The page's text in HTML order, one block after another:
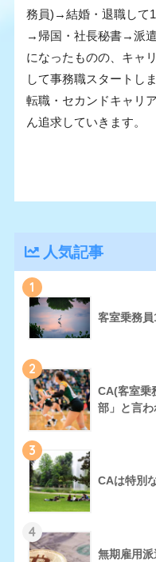
務員)→結婚・退職して
→帰国・社長秘書→派
になったものの、キャ
して事務職スタートし
転職・セカンドキャリ
ん追求していきます。
人気記事
1
客室乗務員
2
CA(客室乗
部」と言
3
CAは特別
4
無期雇用